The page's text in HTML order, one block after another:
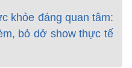
khỏe đáng quan tâm:
bỏ dở show thực tế